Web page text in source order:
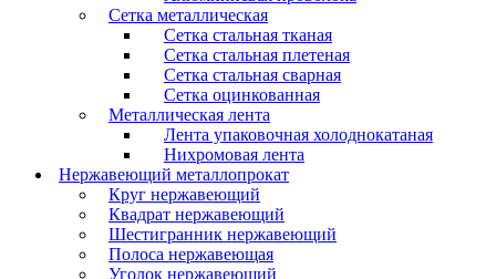
Сетка металлическая
Сетка стальная тканая
Сетка стальная плетеная
Сетка стальная сварная
Сетка оцинкованная
Металлическая лента
Лента упаковочная холоднокатаная
Нихромовая лента
Нержавеющий металлопрокат
Круг нержавеющий
Квадрат нержавеющий
Шестигранник нержавеющий
Полоса нержавеющая
Уголок нержавеющий